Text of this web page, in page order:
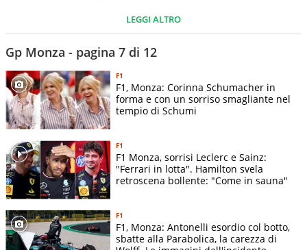
LEGGI ALTRO
Gp Monza - pagina 7 di 12
F1
F1, Monza: Corinna Schumacher in
forma e con un sorriso smagliante nel
tempio di Schumi
F1
F1 Monza, sorrisi Leclerc e Sainz:
"Ferrari in lotta". Hamilton svela
retroscena bollente: "Come in sauna"
F1
F1, Monza: Antonelli esordio col botto,
sbatte alla Parabolica, la carezza di